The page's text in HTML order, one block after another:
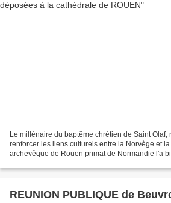
Le millénaire du baptême chrétien de Saint Olaf,
renforcer les liens culturels entre la Norvège et
archevêque de Rouen primat de Normandie l'a
REUNION PUBLIQUE de